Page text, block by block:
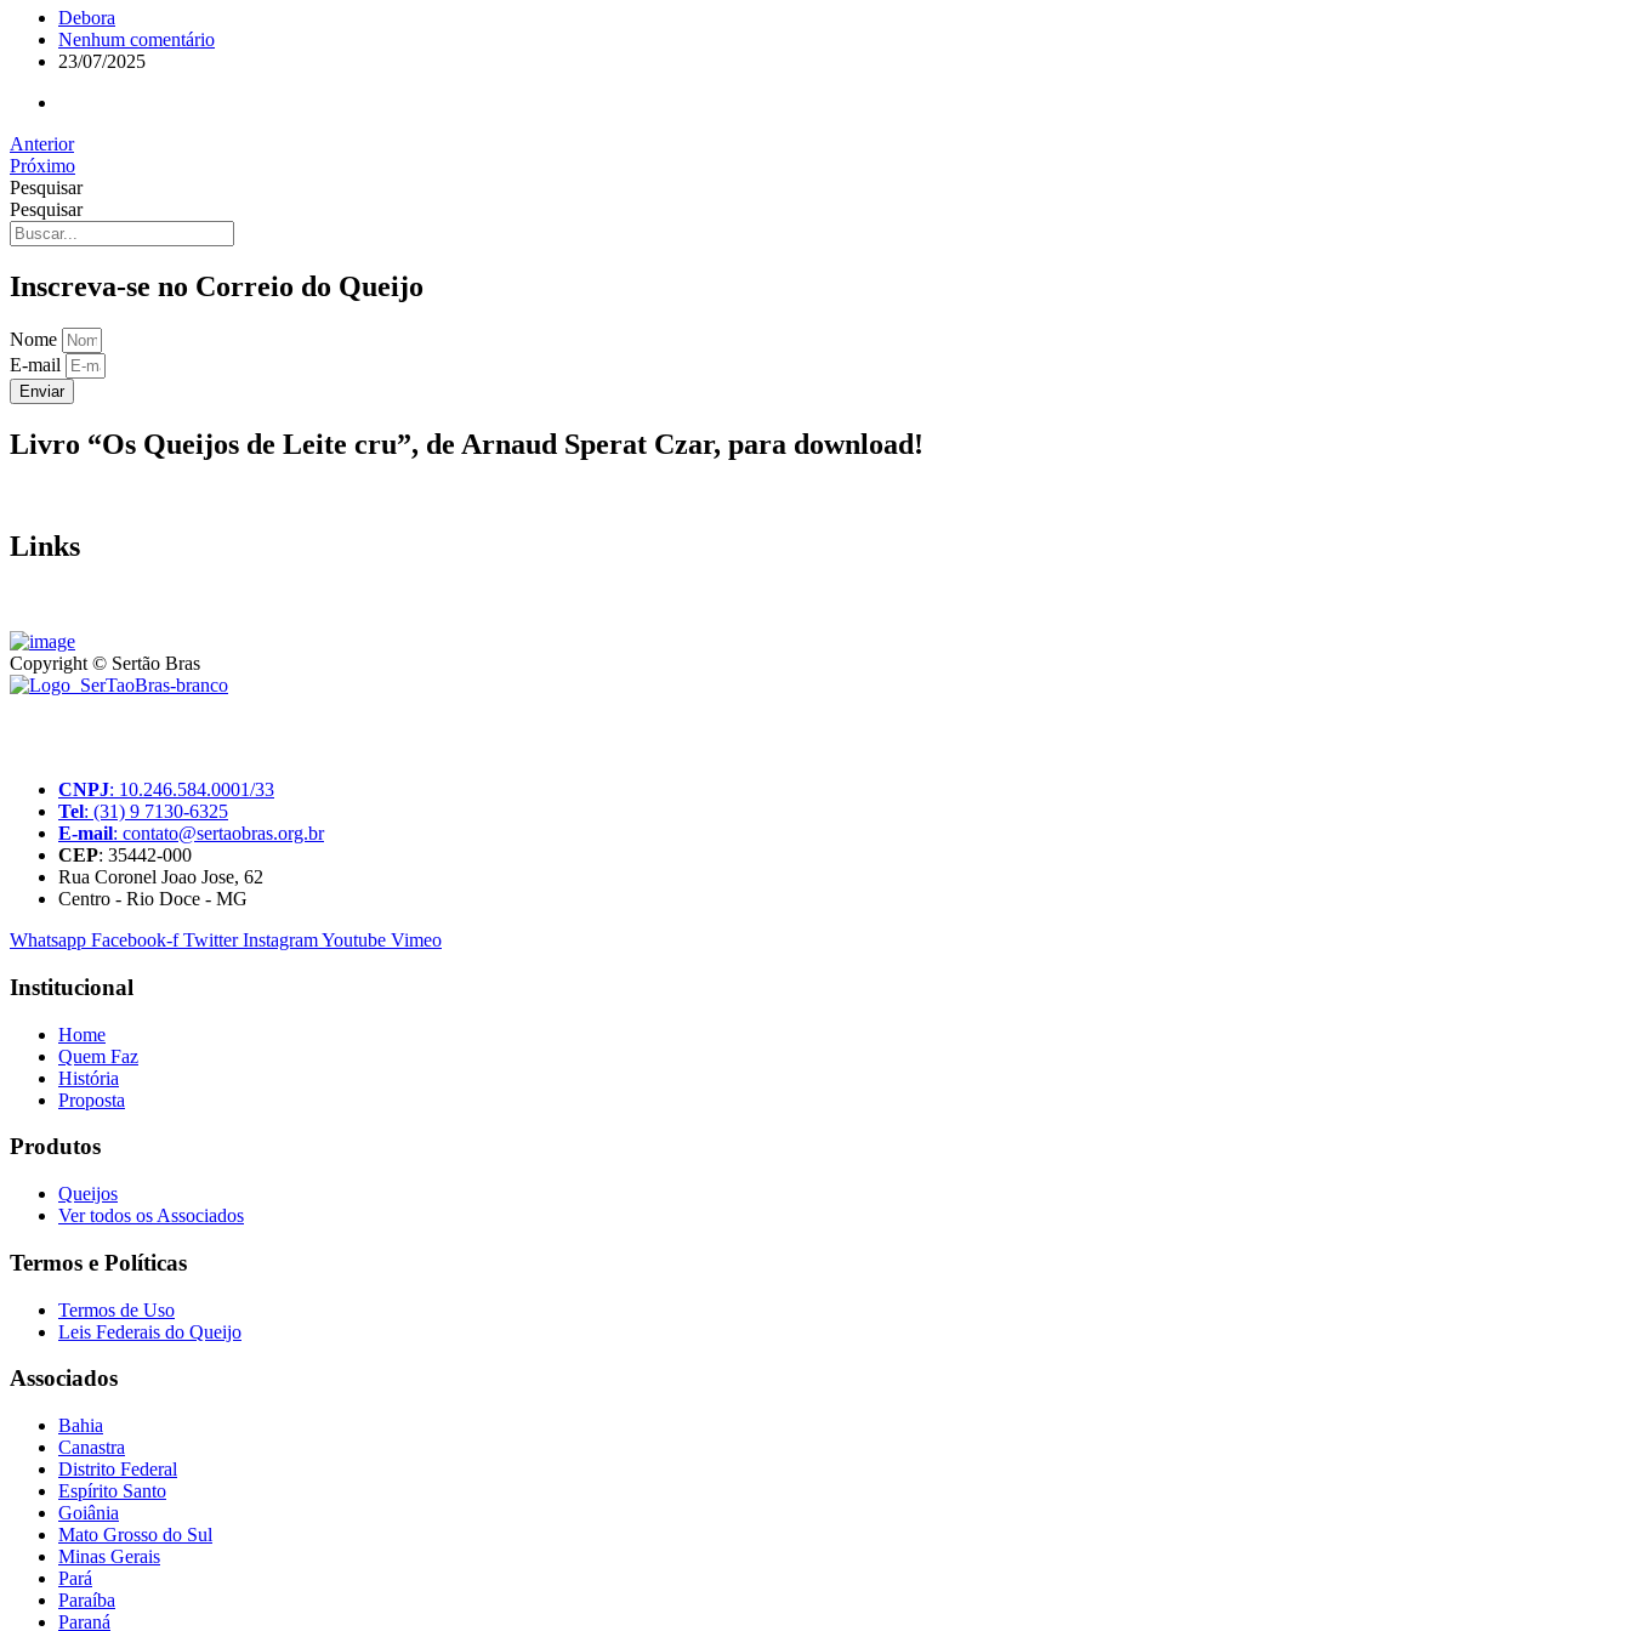
Debora
Nenhum comentário
23/07/2025
Anterior
Próximo
Pesquisar
Pesquisar
Inscreva-se no Correio do Queijo
Nome
E-mail
Enviar
Livro “Os Queijos de Leite cru”, de Arnaud Sperat Czar, para download!
Links
Copyright © Sertão Bras
CNPJ: 10.246.584.0001/33
Tel: (31) 9 7130-6325
E-mail: contato@sertaobras.org.br
CEP: 35442-000
Rua Coronel Joao Jose, 62
Centro - Rio Doce - MG
Whatsapp Facebook-f Twitter InstagramYoutube Vimeo
Institucional
Home
Quem Faz
História
Proposta
Produtos
Queijos
Ver todos os Associados
Termos e Políticas
Termos de Uso
Leis Federais do Queijo
Associados
Bahia
Canastra
Distrito Federal
Espírito Santo
Goiânia
Mato Grosso do Sul
Minas Gerais
Pará
Paraíba
Paraná